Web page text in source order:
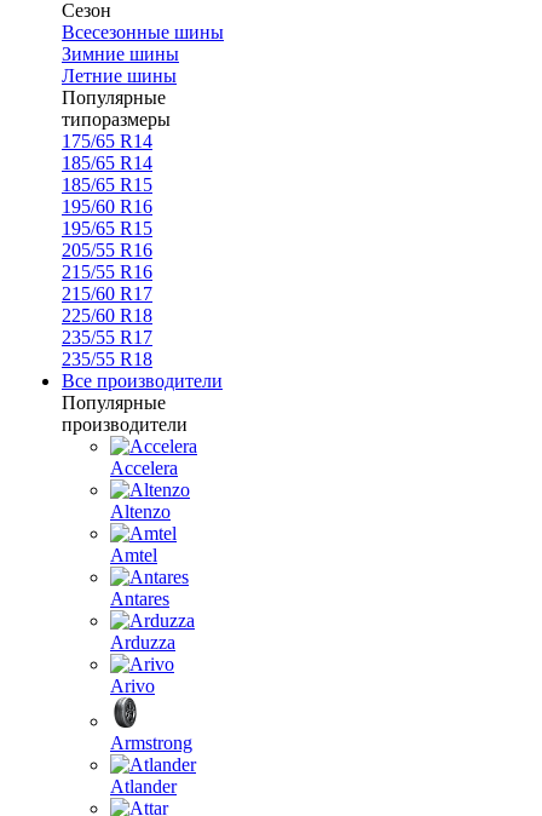
Сезон
Всесезонные шины
Зимние шины
Летние шины
Популярные
типоразмеры
175/65 R14
185/65 R14
185/65 R15
195/60 R16
195/65 R15
205/55 R16
215/55 R16
215/60 R17
225/60 R18
235/55 R17
235/55 R18
Все производители
Популярные
производители
Accelera
Altenzo
Amtel
Antares
Arduzza
Arivo
Armstrong
Atlander